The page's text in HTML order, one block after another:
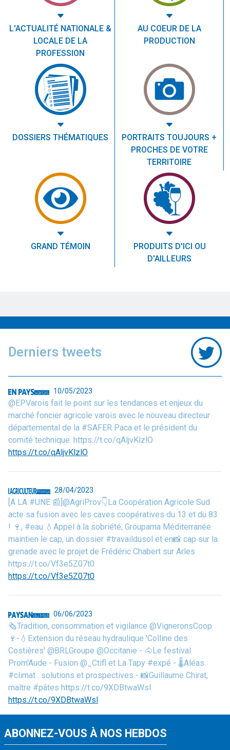
L'ACTUALITÉ NATIONALE &
LOCALE DE LA
PROFESSION
AU COEUR DE LA
PRODUCTION
DOSSIERS THÉMATIQUES
PORTRAITS TOUJOURS +
PROCHES DE VOTRE
TERRITOIRE
GRAND TÉMOIN
PRODUITS D'ICI OU
D'AILLEURS
Derniers tweets
10/05/2023
@EPVarois fait le point sur les tendances et enjeux du
marché foncier agricole varois avec le nouveau directeur
départemental de la #SAFER Paca et le président du
comité technique. https://t.co/qAljvKlzlO
https://t.co/qAljvKlzlO
28/04/2023
[A LA #UNE 📰]@AgriProv👇La Coopération Agricole Sud
acte sa fusion avec les caves coopératives du 13 et du 83
! 🍷, #eau 💧Appel à la sobriété, Groupama Méditerranée
maintien le cap, un dossier #travaildusol et en📸 cap sur la
grenade avec le projet de Frédéric Chabert sur Arles
https://t.co/Vf3e5Z07t0
https://t.co/Vf3e5Z07t0
06/06/2023
🗞️Tradition, consommation et vigilance @VigneronsCoop
🍷-💧Extension du réseau hydraulique 'Colline des
Costières' @BRLGroupe @Occitanie - 🐴Le festival
Prom'Aude - Fusion @_Ctifl et La Tapy #expé - 🌡️Aléas
#climat : solutions et prospectives - 📸Guillaume Chirat,
maître #pâtes https://t.co/9XDBtwaWsl
https://t.co/9XDBtwaWsl
ABONNEZ-VOUS À NOS HEBDOS